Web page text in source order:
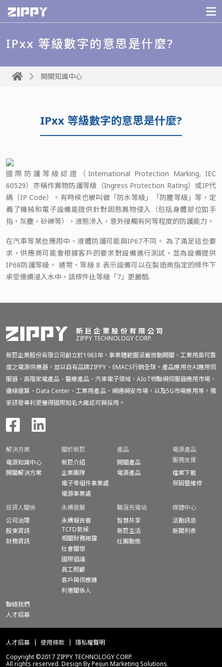
IPxx 等級數字的意思是什麼?
開關知識中心
IPxx 等級數字的意思是什麼?
國際防護等級認證（International Protection Marking, IEC
60529）亦稱作異物防護等級（Ingress Protection Rating）或IP代
碼（IP Code）。有時候也被叫做「防水等級」「防塵等級」等，定
義了機械和電子設備能提供針對固態異物侵入（包括身體部位如手
指，灰塵，砂礫等），液態滲入，意外接觸有何等程度的防護能力。
在汽車等某些應用中，液體防護可能與IP67不同。 為了滿足這些要
求，供應商可能會根據客戶的要求對設備進行測試，並為設備提供
IP68防護等級。 通常，等級 8 表示設備可以在製造商指定的條件下
承受連續浸入水中，該條件比等級「7」更嚴酷.
新巨企業股份有限公司
ZIPPY TECHNOLOGY CORP.
新巨企業股份有限公司創立於1983年，事業體範圍涵蓋微動開關、工業用高可靠
度之電源供應器，並以自有品牌ZIPPY、EMACS行銷全球。產品應用在AI應用伺
服器、高階家電產品、醫療產品、汽車電子領域、AIoT物聯網伺服器應用市場、
邊緣運算、Data Center、工業用產品、網通網安市場，以及5G市場應用等，獨
家研發專利更獲得國際知名大廠認可與採用。
解決方案
電源知識中心
開關解決方案
關於新巨
新巨介紹
企業團隊
電子零組件事業處
電源事業處
產品
開關產品
電源產品
電源產品
服務支援
檔案下載
保固暨維修
投資人關係
公司治理
股東資訊
財務資訊
永續發展
永續報告書
TCFD氣候
相關財務揭露
社會關懷
國際倡議
員工照顧
客戶與供應鏈
利害關係人
職涯充電站
智慧共享
新巨生活
社團動態
媒體中心
活動訊息
新聞列表
聯絡我們
人才招募
Copyright ©2017 ZIPPY TECHNOLOGY CORP.
All rights reserved. Design By Peijun Marketing Solutions.
人才招募 使用條款 隱私權聲明